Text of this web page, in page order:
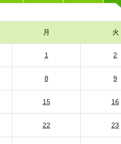
月 火
1 2
8 9
15 16
22 23